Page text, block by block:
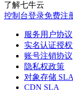
了解七牛云
控制台登录免费注
服务用户协议
实名认证授
账号注销协议
隐私权政策
对象存储 SLA
CDN SLA